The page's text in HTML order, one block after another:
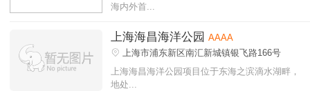
海内外首...
上海海昌海洋公园 AAAA
上海市浦东新区南汇新城镇银飞路166号
上海海昌海洋公园项目位于东海之滨滴水湖畔，
地处...